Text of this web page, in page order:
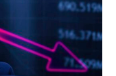
news from all
you get access
of the curve.